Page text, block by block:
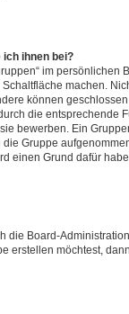
ich ihnen bei?
im persönlichen
machen.
können
die entsprechende
bewerben. Ein
Gruppe
einen Grund dafür
die Board-
erstellen möchtest,